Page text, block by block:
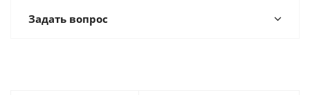
Задать вопрос